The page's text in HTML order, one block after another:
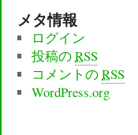
メタ情報
ログイン
投稿のRSS
コメントのRSS
WordPress.org